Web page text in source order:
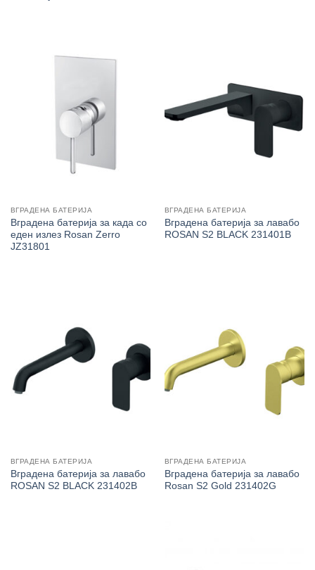
ВГРАДЕНА БАТЕРИЈА
Вградена батерија за када со
еден излез Rosan Zerro
JZ31801
ВГРАДЕНА БАТЕРИЈА
Вградена батерија за лавабо
ROSAN S2 BLACK 231401B
ВГРАДЕНА БАТЕРИЈА
Вградена батерија за лавабо
ROSAN S2 BLACK 231402B
ВГРАДЕНА БАТЕРИЈА
Вградена батерија за лавабо
Rosan S2 Gold 231402G